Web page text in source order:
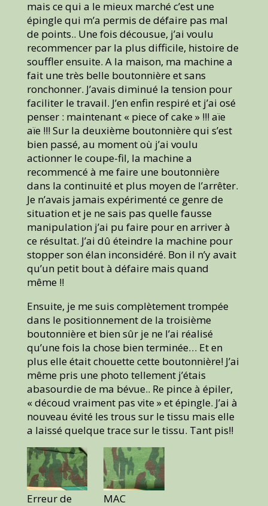
mais ce qui a le mieux marché c’est une
épingle qui m’a permis de défaire pas mal
de points.. Une fois décousue, j’ai voulu
recommencer par la plus difficile, histoire de
souffler ensuite. A la maison, ma machine a
fait une très belle boutonnière et sans
ronchonner. J’avais diminué la tension pour
faciliter le travail. J’en enfin respiré et j’ai osé
penser : maintenant « piece of cake » !!! aïe
aïe !!! Sur la deuxième boutonnière qui s’est
bien passé, au moment où j’ai voulu
actionner le coupe-fil, la machine a
recommencé à me faire une boutonnière
dans la continuité et plus moyen de l’arrêter.
Je n’avais jamais expérimenté ce genre de
situation et je ne sais pas quelle fausse
manipulation j’ai pu faire pour en arriver à
ce résultat. J’ai dû éteindre la machine pour
stopper son élan inconsidéré. Bon il n’y avait
qu’un petit bout à défaire mais quand
même !!
Ensuite, je me suis complètement trompée
dans le positionnement de la troisième
boutonnière et bien sûr je ne l’ai réalisé
qu’une fois la chose bien terminée… Et en
plus elle était chouette cette boutonnière! J’ai
même pris une photo tellement j’étais
abasourdie de ma bévue.. Re pince à épiler,
« découd vraiment pas vite » et épingle. J’ai à
nouveau évité les trous sur le tissu mais elle
a laissé quelque trace sur le tissu. Tant pis!!
Erreur de
MAC